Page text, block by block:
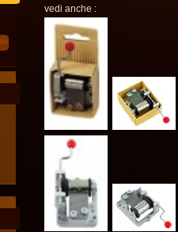
vedi anche :